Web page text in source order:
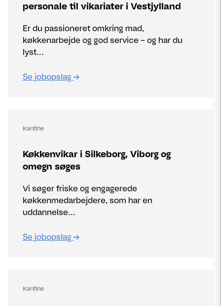
personale til vikariater i Vestjylland
Er du passioneret omkring mad,
køkkenarbejde og god service – og har du
lyst...
Se jobopslag
Kantine
Køkkenvikar i Silkeborg, Viborg og
omegn søges
Vi søger friske og engagerede
køkkenmedarbejdere, som har en
uddannelse...
Se jobopslag
Kantine